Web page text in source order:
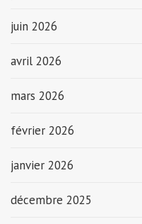
juin 2026
avril 2026
mars 2026
février 2026
janvier 2026
décembre 2025